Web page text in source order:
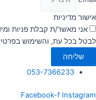
אישור מדיניות
אני מאשר/ת קבלת פניות
לבטל בכל עת, והשימוש
שליחה
053-7366233
Facebook-f Instagram